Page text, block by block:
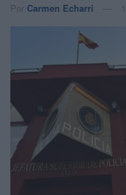
Por Carmen Echarri